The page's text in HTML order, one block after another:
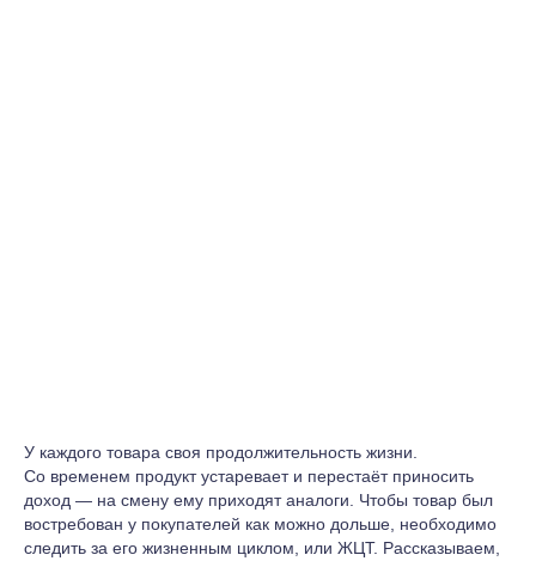
У каждого товара своя продолжительность жизни.
Со временем продукт устаревает и перестаёт приносить
доход — на смену ему приходят аналоги. Чтобы товар был
востребован у покупателей как можно дольше, необходимо
следить за его жизненным циклом, или ЖЦТ. Рассказываем,